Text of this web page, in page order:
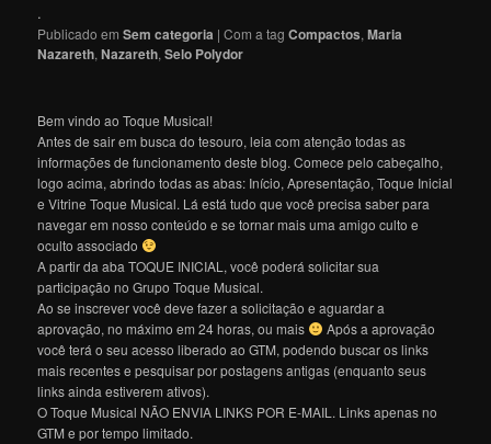
.
Publicado em Sem categoria |Com a tagCompactos,Maria
Nazareth,Nazareth,Selo Polydor
Bem vindo ao Toque Musical!
Antes de sair em busca do tesouro, leia com atenção todas as
informações de funcionamento deste blog. Comece pelo cabeçalho,
logo acima, abrindo todas as abas: Início, Apresentação, Toque Inicial
e Vitrine Toque Musical. Lá está tudo que você precisa saber para
navegar em nosso conteúdo e se tornar mais uma amigo culto e
oculto associado
A partir da aba TOQUE INICIAL, você poderá solicitar sua
participação no Grupo Toque Musical.
Ao se inscrever você deve fazer a solicitação e aguardar a
aprovação, no máximo em 24 horas, ou mais
Após a aprovação
você terá o seu acesso liberado ao GTM, podendo buscar os links
mais recentes e pesquisar por postagens antigas (enquanto seus
links ainda estiverem ativos).
O Toque Musical NÃO ENVIA LINKS POR E-MAIL. Links apenas no
GTM e por tempo limitado.